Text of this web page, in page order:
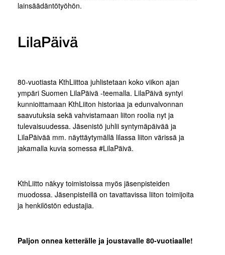
lainsäädäntötyöhön.
LilaPäivä
80-vuotiasta KthLiittoa juhlistetaan koko viikon ajan
ympäri Suomen LilaPäivä -teemalla. LilaPäivä syntyi
kunnioittamaan KthLiiton historiaa ja edunvalvonnan
saavutuksia sekä vahvistamaan liiton roolia nyt ja
tulevaisuudessa. Jäsenistö juhlii syntymäpäivää ja
LilaPäivää mm. näyttäytymällä lilassa liiton värissä ja
jakamalla kuvia somessa #LilaPäivä.
KthLiitto näkyy toimistoissa myös jäsenpisteiden
muodossa. Jäsenpisteillä on tavattavissa liiton toimijoita
ja henkilöstön edustajia.
Paljon onnea ketterälle ja joustavalle 80-vuotiaalle!